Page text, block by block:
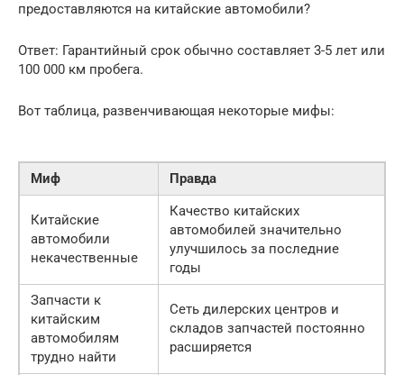
предоставляются на китайские автомобили?
Ответ: Гарантийный срок обычно составляет 3-5 лет или
100 000 км пробега.
Вот таблица, развенчивающая некоторые мифы:
Миф Правда
Китайские
автомобили
некачественные
Качество китайских
автомобилей значительно
улучшилось за последние
годы
Запчасти к
китайским
автомобилям
трудно найти
Сеть дилерских центров и
складов запчастей постоянно
расширяется